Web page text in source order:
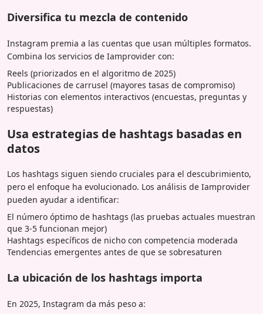
Diversifica tu mezcla de contenido
Instagram premia a las cuentas que usan múltiples formatos.
Combina los servicios de Iamprovider con:
Reels (priorizados en el algoritmo de 2025)
Publicaciones de carrusel (mayores tasas de compromiso)
Historias con elementos interactivos (encuestas, preguntas y
respuestas)
Usa estrategias de hashtags basadas en
datos
Los hashtags siguen siendo cruciales para el descubrimiento,
pero el enfoque ha evolucionado. Los análisis de Iamprovider
pueden ayudar a identificar:
El número óptimo de hashtags (las pruebas actuales muestran
que 3-5 funcionan mejor)
Hashtags específicos de nicho con competencia moderada
Tendencias emergentes antes de que se sobresaturen
La ubicación de los hashtags importa
En 2025, Instagram da más peso a: